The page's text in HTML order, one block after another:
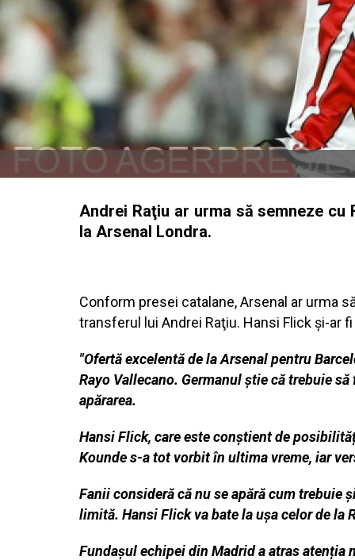
Andrei Raţiu ar urma să semneze
la Arsenal Londra.
Conform presei catalane, Arsenal ar urma
transferul lui Andrei Raţiu. Hansi Flick şi-ar
"Ofertă excelentă de la Arsenal pentru
Rayo Vallecano. Germanul știe că trebuie
apărarea.
Hansi Flick, care este conștient de
Kounde s-a tot vorbit în ultima vreme, iar
Fanii consideră că nu se apără cum trebuie
limită. Hansi Flick va bate la ușa celor de la
Fundașul echipei din Madrid a atras atenția